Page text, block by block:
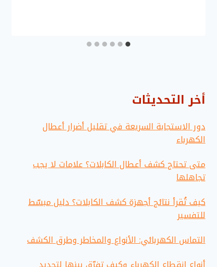
أخر التحديثات
دور الاستجابة السريعة في تقليل أضرار أعطال
الكهرباء
متى تحتاج كشف أعطال الكابلات؟ علامات لا يجب
تجاهلها
كيف تُقرأ نتائج أجهزة كشف الكابلات؟ دليل مبسّط
للتفسير
التماس الكهربائي: الأنواع والمخاطر وطرق الكشف